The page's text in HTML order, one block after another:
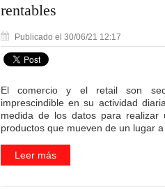
rentables
Publicado el 30/06/21 12:17
El comercio y el retail son
imprescindible en su actividad
medida de los datos para
productos que mueven de un lugar a
Leer más